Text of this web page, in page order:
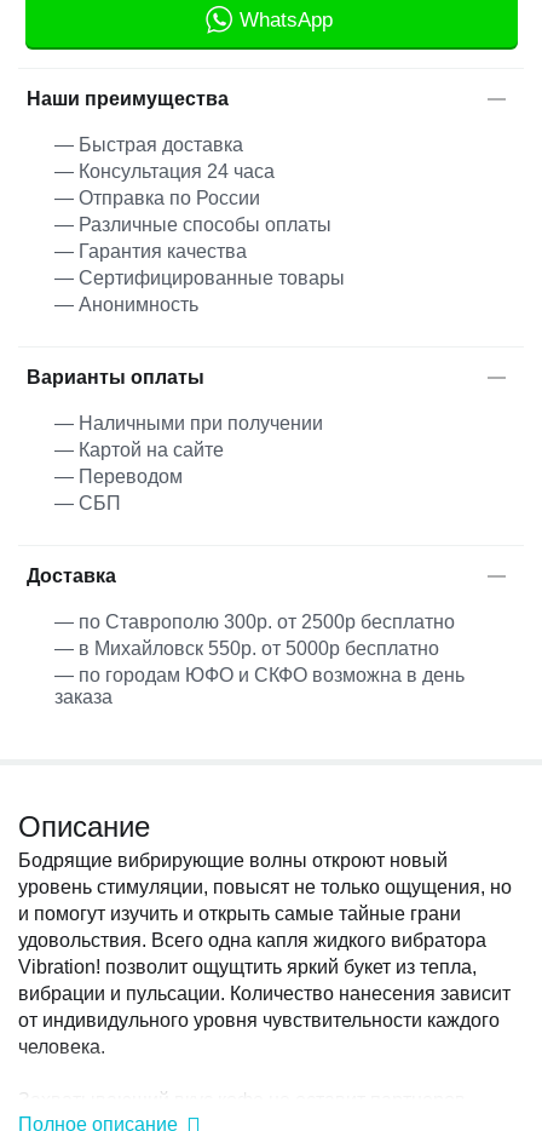
WhatsApp
Наши преимущества
— Быстрая доставка
— Консультация 24 часа
— Отправка по России
— Различные способы оплаты
— Гарантия качества
— Сертифицированные товары
— Анонимность
Варианты оплаты
— Наличными при получении
— Картой на сайте
— Переводом
— СБП
Доставка
— по Ставрополю 300р. от 2500р бесплатно
— в Михайловск 550р. от 5000р бесплатно
— по городам ЮФО и СКФО возможна в день
заказа
Описание
Бодрящие вибрирующие волны откроют новый
уровень стимуляции, повысят не только ощущения, но
и помогут изучить и открыть самые тайные грани
удовольствия. Всего одна капля жидкого вибратора
Vibration! позволит ощущтить яркий букет из тепла,
вибрации и пульсации. Количество нанесения зависит
от индивидульного уровня чувствительности каждого
человека.
Захватывающий вкус кофе не оставит партнеров
равнодушными, вкус максимально приближен к
Полное описание